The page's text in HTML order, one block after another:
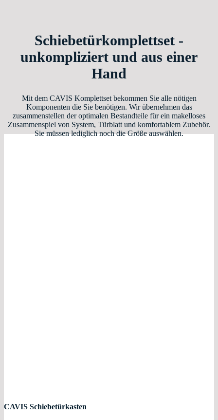
Schiebetürkomplettset -
unkompliziert und aus einer
Hand
Mit dem CAVIS Komplettset bekommen Sie alle nötigen
Komponenten die Sie benötigen. Wir übernehmen das
zusammenstellen der optimalen Bestandteile für ein makelloses
Zusammenspiel von System, Türblatt und komfortablem Zubehör.
Sie müssen lediglich noch die Größe auswählen.
CAVIS Schiebetürkasten